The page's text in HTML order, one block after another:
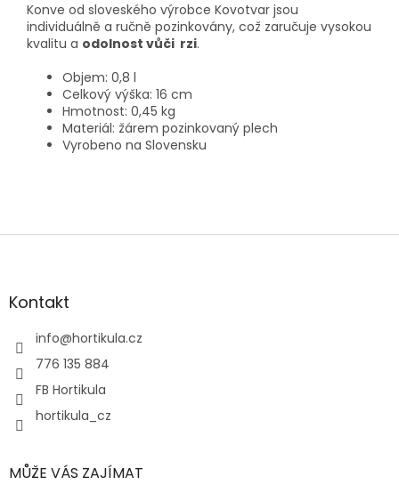
Konve od sloveského výrobce Kovotvar jsou
individuálně a ručně pozinkovány, což zaručuje vysokou
kvalitu a odolnost vůči rzi.
Objem: 0,8 l
Celkový výška: 16 cm
Hmotnost: 0,45 kg
Materiál: žárem pozinkovaný plech
Vyrobeno na Slovensku
Z
aKontakt
info@hortikula.cz
776 135 884
FB Hortikula
hortikula_cz
MŮŽE VÁS ZAJÍMAT